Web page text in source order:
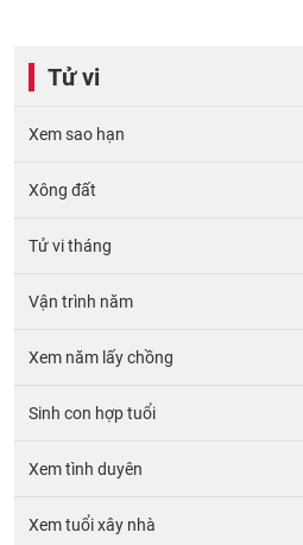
Tử vi
Xem sao hạn
Xông đất
Tử vi tháng
Vận trình năm
Xem năm lấy chồng
Sinh con hợp tuổi
Xem tình duyên
Xem tuổi xây nhà